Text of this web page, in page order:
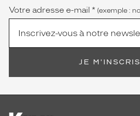
Votre adresse e-mail * (exemple :
JE M'INSCRIS